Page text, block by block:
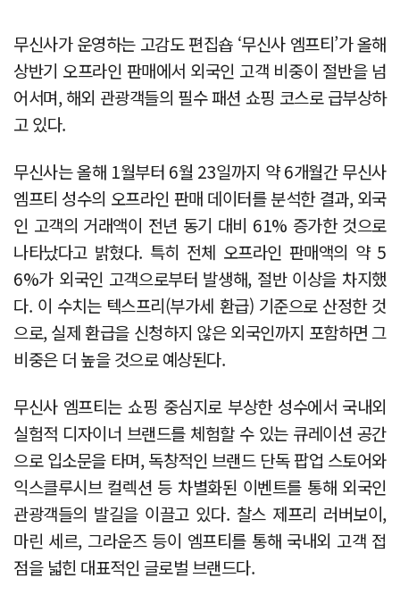
무신사가 운영하는 고감도 편집숍 ‘무신사 엠프티’가 올해
상반기 오프라인 판매에서 외국인 고객 비중이 절반을 넘
어서며, 해외 관광객들의 필수 패션 쇼핑 코스로 급부상하
고 있다.
무신사는 올해 1월부터 6월 23일까지 약 6개월간 무신사
엠프티 성수의 오프라인 판매 데이터를 분석한 결과, 외국
인 고객의 거래액이 전년 동기 대비 61% 증가한 것으로
나타났다고 밝혔다. 특히 전체 오프라인 판매액의 약 5
6%가 외국인 고객으로부터 발생해, 절반 이상을 차지했
다. 이 수치는 텍스프리(부가세 환급) 기준으로 산정한 것
으로, 실제 환급을 신청하지 않은 외국인까지 포함하면 그
비중은 더 높을 것으로 예상된다.
무신사 엠프티는 쇼핑 중심지로 부상한 성수에서 국내외
실험적 디자이너 브랜드를 체험할 수 있는 큐레이션 공간
으로 입소문을 타며, 독창적인 브랜드 단독 팝업 스토어와
익스클루시브 컬렉션 등 차별화된 이벤트를 통해 외국인
관광객들의 발길을 이끌고 있다. 찰스 제프리 러버보이,
마린 세르, 그라운즈 등이 엠프티를 통해 국내외 고객 접
점을 넓힌 대표적인 글로벌 브랜드다.